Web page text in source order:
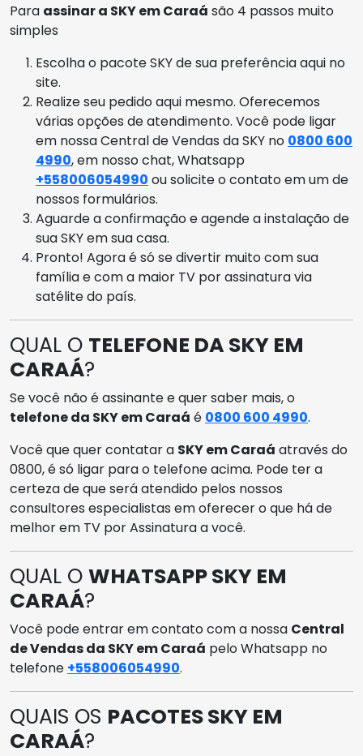
Para assinar a SKY em Caraá são 4 passos muito
simples
Escolha o pacote SKY de sua preferência aqui no
site.
Realize seu pedido aqui mesmo. Oferecemos
várias opções de atendimento. Você pode ligar
em nossa Central de Vendas da SKY no 0800 600
4990, em nosso chat, Whatsapp
+558006054990 ou solicite o contato em um de
nossos formulários.
Aguarde a confirmação e agende a instalação de
sua SKY em sua casa.
Pronto! Agora é só se divertir muito com sua
família e com a maior TV por assinatura via
satélite do país.
QUAL O TELEFONE DA SKY EM
CARAÁ?
Se você não é assinante e quer saber mais, o
telefone da SKY em Caraá é 0800 600 4990.
Você que quer contatar a SKY em Caraá através do
0800, é só ligar para o telefone acima. Pode ter a
certeza de que será atendido pelos nossos
consultores especialistas em oferecer o que há de
melhor em TV por Assinatura a você.
QUAL O WHATSAPP SKY EM
CARAÁ?
Você pode entrar em contato com a nossa Central
de Vendas da SKY em Caraá pelo Whatsapp no
telefone +558006054990.
QUAIS OS PACOTES SKY EM
CARAÁ?